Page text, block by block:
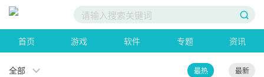
首页 游戏 软件 专题 资讯
全部 最热 最新